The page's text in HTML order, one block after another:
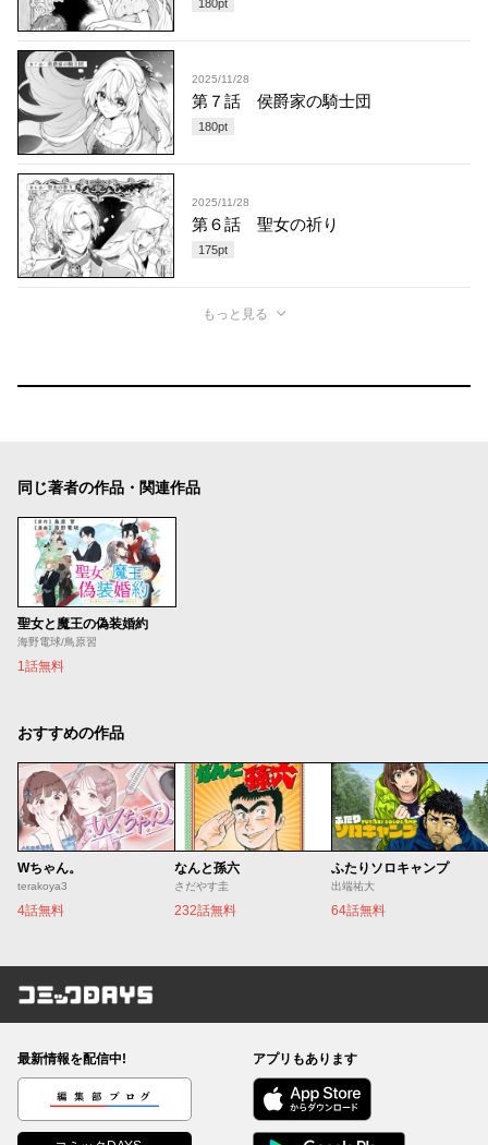
180pt
2025/11/28
第７話 侯爵家の騎士団
180pt
2025/11/28
第６話 聖女の祈り
175pt
もっと見る
同じ著者の作品・関連作品
聖女と魔王の偽装婚約
海野電球/鳥原習
1話無料
おすすめの作品
Wちゃん。
terakoya3
4話無料
なんと孫六
さだやす圭
232話無料
ふたりソロキャンプ
出端祐大
64話無料
コミックDAYS
最新情報を配信中!
編集部ブログ
アプリもあります